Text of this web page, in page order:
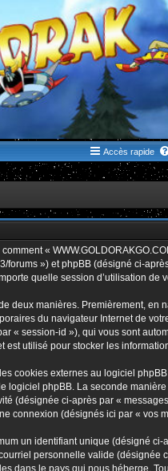
Accès rapide
«
forums ») et phpBB (désigné ci-
quelle session d’utilisation
deux manières. Premièrement, en
du navigateur Internet de
« session-id »), qui vous sont
est utilisé pour stocker les
cookies externes au logiciel
logiciel phpBB. La seconde
(désignée ci-après par «
connexion (désignés ici par « vos
un identifiant unique (désigné
personnelle valide (désignée
dans le pays qui nous héberge.